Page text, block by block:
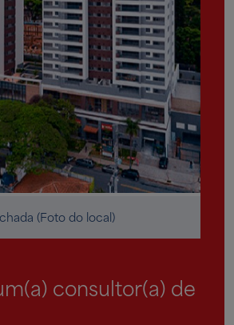
(Foto do local)
consultor(a) de